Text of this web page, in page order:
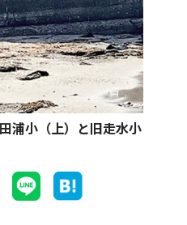
浦小（上）と旧走水小